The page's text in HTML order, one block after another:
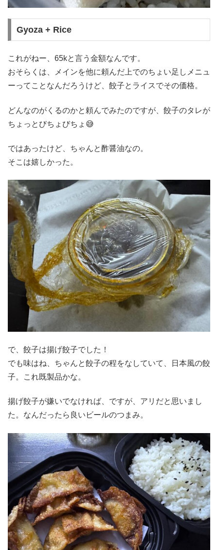
Gyoza + Rice
これがねー、65kと言う金額なんです。
おそらくは、メインを他に頼んだ上でのちょい足しメニュ
ーってことなんだろうけど、餃子とライスでその価格。
どんなのがくるのかと頼んでみたのですが、餃子のタレが
ちょっとびちょびちょ😅
ではあったけど、ちゃんと酢醤油なの。
そこは嬉しかった。
で、餃子は揚げ餃子でした！
でも味はね、ちゃんと餃子の程をなしていて、日本風の餃
子。これ既製品かな。
揚げ餃子が嫌いでなければ、ですが、アリだと思いまし
た。なんだったら良いビールのつまみ。